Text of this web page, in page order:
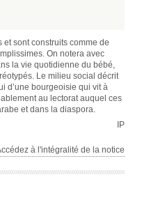
et sont construits comme de
On notera avec
la vie quotidienne du bébé,
Le milieu social décrit
d’une bourgeoisie qui vit à
au lectorat auquel ces
et dans la diaspora.
IP
à l'intégralité de la notice